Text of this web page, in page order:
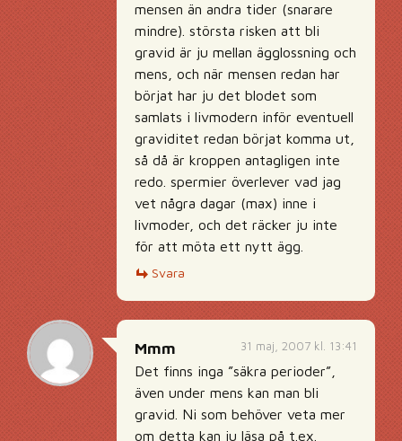
mensen än andra tider (snarare
mindre). största risken att bli
gravid är ju mellan ägglossning och
mens, och när mensen redan har
börjat har ju det blodet som
samlats i livmodern inför eventuell
graviditet redan börjat komma ut,
så då är kroppen antagligen inte
redo. spermier överlever vad jag
vet några dagar (max) inne i
livmoder, och det räcker ju inte
för att möta ett nytt ägg.
Svara
31 maj, 2007 kl. 13:41
Mmm
Det finns inga ”säkra perioder”,
även under mens kan man bli
gravid. Ni som behöver veta mer
om detta kan ju läsa på t.ex.